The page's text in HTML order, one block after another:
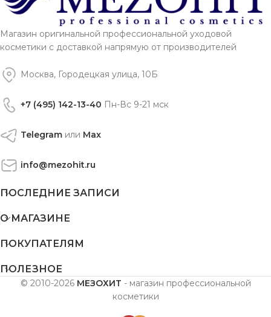
Магазин оригинальной профессиональной уходовой
косметики с доставкой напрямую от производителей
Москва, Городецкая улица, 10Б
+7 (495) 142-13-40 Пн-Вс 9-21 мск
Telegram или Max
info@mezohit.ru
ПОСЛЕДНИЕ ЗАПИСИ
О МАГАЗИНЕ
ПОКУПАТЕЛЯМ
ПОЛЕЗНОЕ
© 2010-2026 МЕЗОХИТ - магазин профессиональной
косметики